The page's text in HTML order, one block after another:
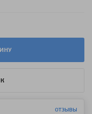
отзывы